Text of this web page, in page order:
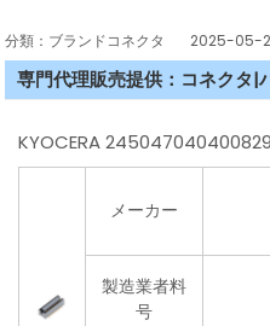
分類：ブランドコネクタ 2025-05-
専門代理販売提供：コネクタ|
KYOCERA
メーカー
製造業者料
号